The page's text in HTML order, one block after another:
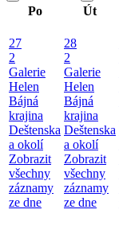
Po
Út
27
2
Galerie
Helen
Bájná
krajina
Deštenska
a okolí
Zobrazit
všechny
záznamy
ze dne
28
2
Galerie
Helen
Bájná
krajina
Deštenska
a okolí
Zobrazit
všechny
záznamy
ze dne